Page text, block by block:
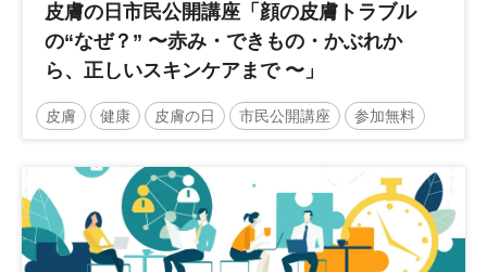
皮膚の日市民公開講座「顔の皮膚トラブル
の“なぜ？” 〜赤み・できもの・かぶれか
ら、正しいスキンケアまで 〜」
皮膚 健康 皮膚の日 市民公開講座 参加無料